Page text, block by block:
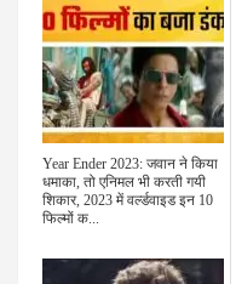
Year Ender 2023: जवान ने किया
धमाका, तो एनिमल भी करती गयी
शिकार, 2023 में वर्ल्डवाइड इन 10
फिल्मों क...